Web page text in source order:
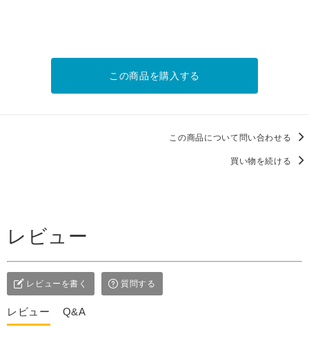
この商品を購入する
この商品について問い合わせる
買い物を続ける
レビュー
レビューを書く 質問する
レビュー Q&A